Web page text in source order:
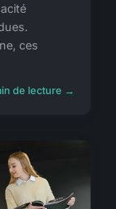
ces
de lecture →